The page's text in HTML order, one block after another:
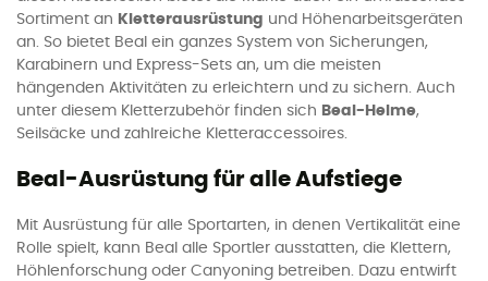
Sortiment an Kletterausrüstung und Höhenarbeitsgeräten
an. So bietet Beal ein ganzes System von Sicherungen,
Karabinern und Express-Sets an, um die meisten
hängenden Aktivitäten zu erleichtern und zu sichern. Auch
unter diesem Kletterzubehör finden sich Beal-Helme,
Seilsäcke und zahlreiche Kletteraccessoires.
Beal-Ausrüstung für alle Aufstiege
Mit Ausrüstung für alle Sportarten, in denen Vertikalität eine
Rolle spielt, kann Beal alle Sportler ausstatten, die Klettern,
Höhlenforschung oder Canyoning betreiben. Dazu entwirft